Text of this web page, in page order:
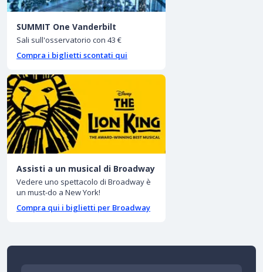
SUMMIT One Vanderbilt
Sali sull'osservatorio con 43 €
Compra i biglietti scontati qui
Assisti a un musical di Broadway
Vedere uno spettacolo di Broadway è
un must-do a New York!
Compra qui i biglietti per Broadway